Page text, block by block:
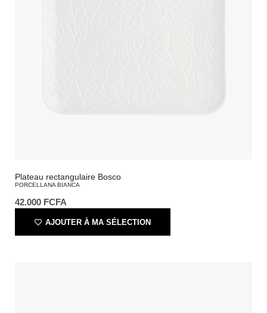
Plateau rectangulaire Bosco
PORCELLANA BIANCA
42.000 FCFA
AJOUTER À MA SÉLECTION